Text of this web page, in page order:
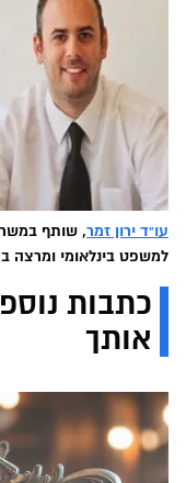
עו"ד ירון זמר, שותף
למשפט בינלאומי ומרצה
כתבות
אותך